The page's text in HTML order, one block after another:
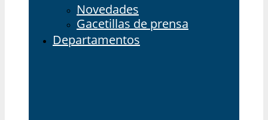
Novedades
Gacetillas de prensa
Departamentos